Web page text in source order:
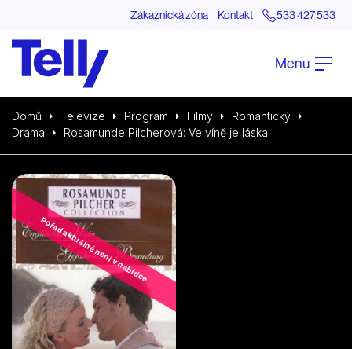
Zákaznická zóna Kontakt 533 427 533
Menu
Domů Televize Program Filmy
Romantický
Drama
Rosamunde Pilcherová: Ve víně je láska
Pořad aktuálně není v nabídce